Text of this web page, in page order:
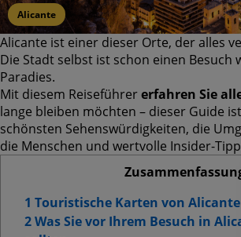
Alicante
Alicante ist einer dieser Orte, der alles
Die Stadt selbst ist schon einen
Paradies.
Mit diesem Reiseführererfahren Sie
lange bleiben möchten – dieser Guide
schönsten Sehenswürdigkeiten, die
die Menschen und wertvolle Insider-
1 Touristische Karten von Alicante
2 Was Sie vor Ihrem Besuch in